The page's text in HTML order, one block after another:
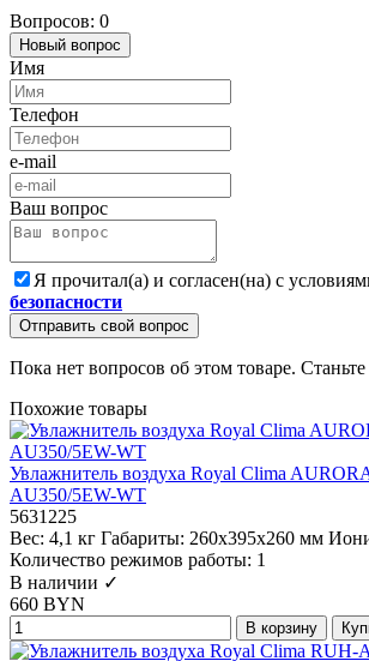
Вопросов: 0
Новый вопрос
Имя
Телефон
e-mail
Ваш вопрос
Я прочитал(а) и согласен(на) с
безопасности
Отправить свой вопрос
Пока нет вопросов об этом товаре.
Похожие товары
Увлажнитель воздуха Royal Clima
AU350/5EW-WT
5631225
Вес: 4,1 кг Габариты: 260x395x260 мм
Количество режимов работы: 1
В наличии ✓
660 BYN
В корзину